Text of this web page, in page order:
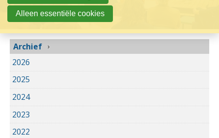
Archief
2026
2025
2024
2023
2022
Over UCK
Alleen essentiële cookies